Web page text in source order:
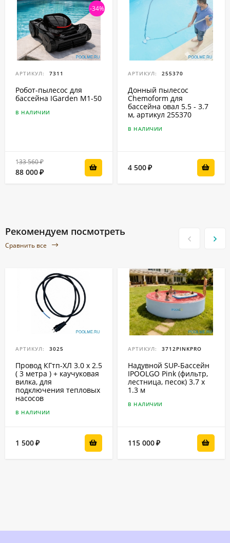
-34%
АРТИКУЛ: 7311
Робот-пылесоc для
бассейна IGarden M1-50
В НАЛИЧИИ
133 560 ₽
88 000₽
АРТИКУЛ: 255370
Донный пылесос
Chemoform для
бассейна овал 5.5 - 3.7
м, артикул 255370
В НАЛИЧИИ
4 500₽
Рекомендуем посмотреть
Сравнить все
АРТИКУЛ: 3025
Провод КГтп-ХЛ 3.0 x 2.5
( 3 метра ) + каучуковая
вилка, для
подключения тепловых
насосов
В НАЛИЧИИ
1 500₽
АРТИКУЛ: 3712PINKPRO
Надувной SUP-Бассейн
IPOOLGO Pink (фильтр,
лестница, песок) 3.7 x
1.3 м
В НАЛИЧИИ
115 000₽